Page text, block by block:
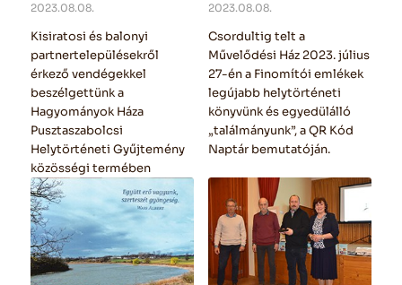
2023.08.08.
Kisiratosi és balonyi
partnertelepülésekről
érkező vendégekkel
beszélgettünk a
Hagyományok Háza
Pusztaszabolcsi
Helytörténeti Gyűjtemény
közösségi termében
2023.08.08.
Csordultig telt a
Művelődési Ház 2023. július
27-én a Finomítói emlékek
legújabb helytörténeti
könyvünk és egyedülálló
„találmányunk”, a QR Kód
Naptár bemutatóján.